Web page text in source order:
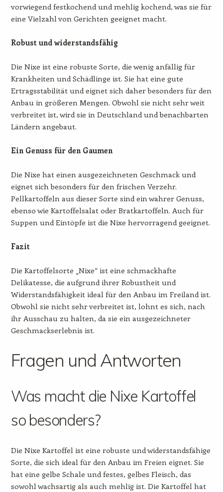
vorwiegend festkochend und mehlig kochend, was sie für
eine Vielzahl von Gerichten geeignet macht.
Robust und widerstandsfähig
Die Nixe ist eine robuste Sorte, die wenig anfällig für
Krankheiten und Schädlinge ist. Sie hat eine gute
Ertragsstabilität und eignet sich daher besonders für den
Anbau in größeren Mengen. Obwohl sie nicht sehr weit
verbreitet ist, wird sie in Deutschland und benachbarten
Ländern angebaut.
Ein Genuss für den Gaumen
Die Nixe hat einen ausgezeichneten Geschmack und
eignet sich besonders für den frischen Verzehr.
Pellkartoffeln aus dieser Sorte sind ein wahrer Genuss,
ebenso wie Kartoffelsalat oder Bratkartoffeln. Auch für
Suppen und Eintöpfe ist die Nixe hervorragend geeignet.
Fazit
Die Kartoffelsorte „Nixe“ ist eine schmackhafte
Delikatesse, die aufgrund ihrer Robustheit und
Widerstandsfähigkeit ideal für den Anbau im Freiland ist.
Obwohl sie nicht sehr verbreitet ist, lohnt es sich, nach
ihr Ausschau zu halten, da sie ein ausgezeichneter
Geschmackserlebnis ist.
Fragen und Antworten
Was macht die Nixe Kartoffel
so besonders?
Die Nixe Kartoffel ist eine robuste und widerstandsfähige
Sorte, die sich ideal für den Anbau im Freien eignet. Sie
hat eine gelbe Schale und festes, gelbes Fleisch, das
sowohl wachsartig als auch mehlig ist. Die Kartoffel hat